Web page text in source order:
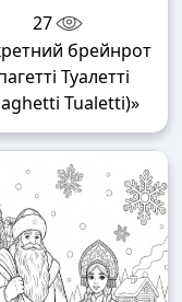
27
брейнрот
Туалетті
Tualetti)»